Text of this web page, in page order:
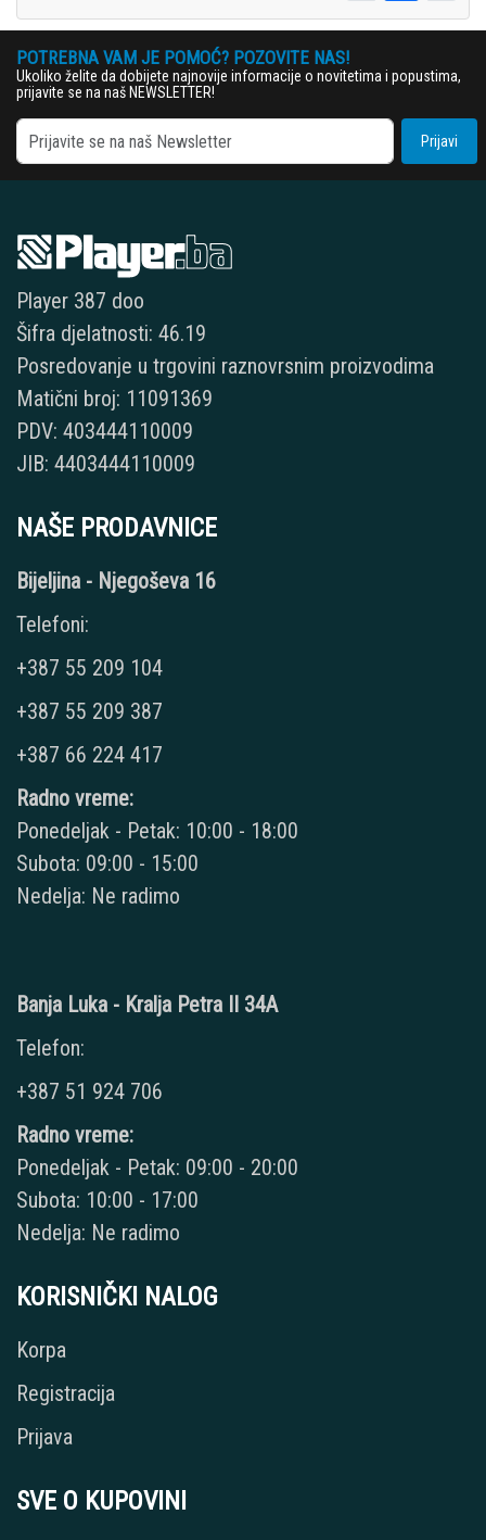
POTREBNA VAM JE POMOĆ? POZOVITE NAS!
Ukoliko želite da dobijete najnovije informacije o novitetima i popustima,
prijavite se na naš NEWSLETTER!
Prijavi
Player 387 doo
Šifra djelatnosti: 46.19
Posredovanje u trgovini raznovrsnim proizvodima
Matični broj: 11091369
PDV: 403444110009
JIB: 4403444110009
NAŠE PRODAVNICE
Bijeljina - Njegoševa 16
Telefoni:
+387 55 209 104
+387 55 209 387
+387 66 224 417
Radno vreme:
Ponedeljak - Petak: 10:00 - 18:00
Subota: 09:00 - 15:00
Nedelja: Ne radimo
Banja Luka - Kralja Petra II 34A
Telefon:
+387 51 924 706
Radno vreme:
Ponedeljak - Petak: 09:00 - 20:00
Subota: 10:00 - 17:00
Nedelja: Ne radimo
KORISNIČKI NALOG
Korpa
Registracija
Prijava
SVE O KUPOVINI